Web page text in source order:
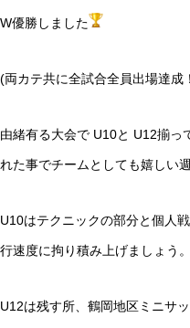
W優勝しました
(両カテ共に全試合全員出場達成
由緒有る大会で U10と U12揃っ
れた事でチームとしても嬉しい
U10はテクニックの部分と個人
行速度に拘り積み上げましょう。
U12は残す所、鶴岡地区ミニサ